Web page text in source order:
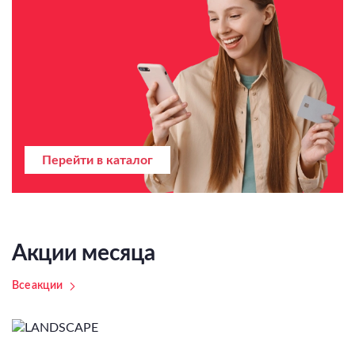
Перейти в каталог
Акции месяца
Все акции